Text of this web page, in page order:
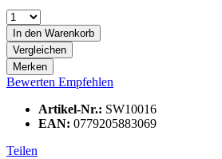
In den Warenkorb
Vergleichen
Merken
Bewerten Empfehlen
Artikel-Nr.: SW10016
EAN: 0779205883069
Teilen